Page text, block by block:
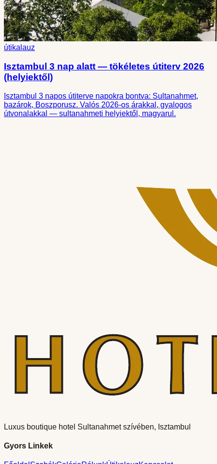
útikalauz
Isztambul 3 nap alatt — tökéletes útiterv 2026
(helyiektől)
Isztambul 3 napos útiterve napokra bontva: Sultanahmet,
bazárok, Boszporusz. Valós 2026-os árakkal, gyalogos
útvonalakkal — sultanahmeti helyiektől, magyarul.
Luxus boutique hotel Sultanahmet szívében, Isztambul
Gyors Linkek